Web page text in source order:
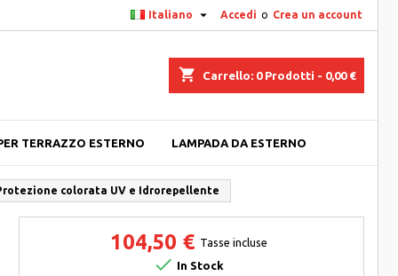
Accedi o Crea un account
Italiano 
shopping_cart Carrello: 0Prodotti - 0,00 €
TERRAZZO ESTERNO LAMPADA DA ESTERNO
colorata UV e Idrorepellente
104,50 € Tasse incluse
 In Stock